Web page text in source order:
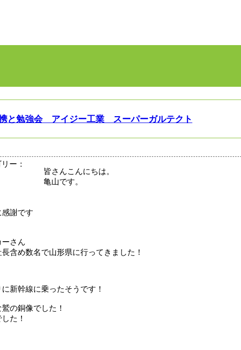
と勉強会 アイジー工業 スーパーガルテクト
ー：
皆さんこんにちは。
亀山です。
謝です
さん
含め数名で山形県に行ってきました！
新幹線に乗ったそうです！
の銅像でした！
た！